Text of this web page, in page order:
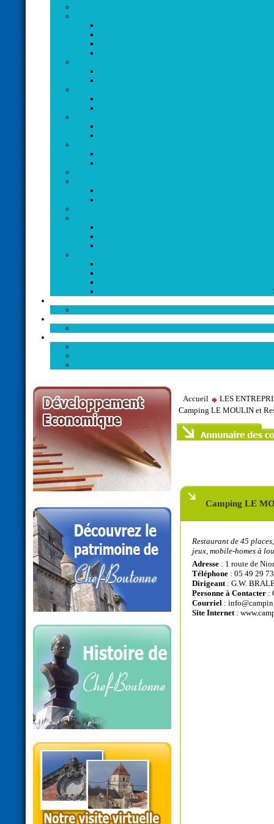
Accueil
LES
Camping LE MOULIN et
Camping LE
Restaurant de 45
jeux, mobile-homes à
Adresse : 1 route de
Téléphone : 05 49 29
Dirigeant: G.W.
Personne à Contacter :
Courriel :
Site Internet: